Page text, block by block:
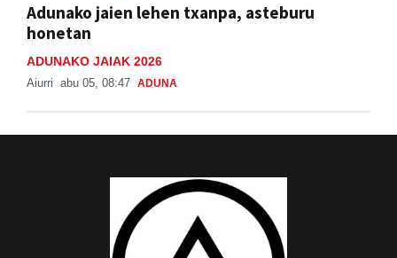
Adunako jaien lehen txanpa, asteburu
honetan
ADUNAKO JAIAK 2026
Aiurri abu 05, 08:47 ADUNA